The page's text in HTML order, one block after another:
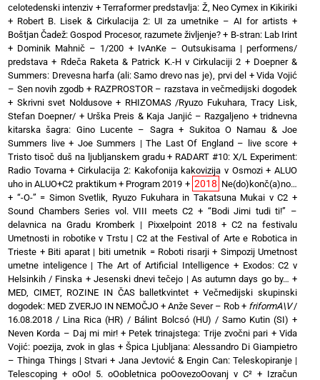
celotedenski intenziv +Terraformer predstavlja: Ž, Neo Cymex in Kikiriki
+ Robert B. Lisek & Cirkulacija 2: UI za umetnike – AI for artists +
Boštjan Čadež: Gospod Procesor, razumete življenje? + B-stran: Lab Irint
+ Dominik Mahnič – 1/200 + IvAnKe – Outsukisama | performens/
predstava + Rdeča Raketa & Patrick K.-H v Cirkulaciji 2 + Doepner &
Summers: Drevesna harfa (ali: Samo drevo nas je), prvi del +Vida Vojić
– Sen novih zgodb + RAZPROSTOR – razstava in večmedijski dogodek
+ Skrivni svet Noldusove+ RHIZOMAS /Ryuzo Fukuhara, Tracy Lisk,
Stefan Doepner/ +Urška Preis & Kaja Janjić – Razgaljeno +tridnevna
kitarska šagra: Gino Lucente – Sagra+ Sukitoa O Namau & Joe
Summers live+ Joe Summers | The Last Of England – live score +
Tristo tisoč duš na ljubljanskem gradu+ RADART #10: X/L Experiment:
Radio Tovarna+Cirkulacija 2: Kakofonija kakovizija v Osmozi+ALUO
uho in ALUO+C2 praktikum+ Program 2019 + 2018 Ne(do)konč(a)no…
+ “-O-” = Simon Svetlik, Ryuzo Fukuhara in Takatsuna Mukai v C2 +
Sound Chambers Series vol. VIII meets C2 + “Bodi Jimi tudi ti!” –
delavnica na Gradu Kromberk | Pixxelpoint 2018+ C2 na festivalu
Umetnosti in robotike v Trstu | C2 at the Festival of Arte e Robotica in
Trieste + Biti aparat | biti umetnik = Roboti risarji+ Simpozij Umetnost
umetne inteligence | The Art of Artificial Intelligence + Exodos: C2 v
Helsinkih / Finska + Jesenski dnevi tečejo | As autumn days go by… +
MED, CIMET, ROZINE IN ČAS balletkvintet +Večmedijski skupinski
dogodek: MED ZVERJO IN NEMOČJO + Anže Sever – Rob + friformA\V/
16.08.2018 / Lina Rica (HR) / Bálint Bolcsó (HU) / Samo Kutin (SI) +
Neven Korda – Daj mi mir!+ Petek trinajstega: Trije zvočni pari +Vida
Vojić: poezija, zvok in glas + Špica Ljubljana: Alessandro Di Giampietro
– Thinga Things | Stvari + Jana Jevtović & Engin Can: Teleskopiranje |
Telescoping + oOo! 5. oOobletnica poOovezoOovanj v C² + Izračun